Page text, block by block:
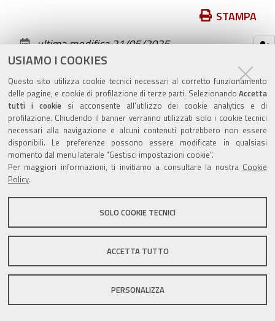
USIAMO I COOKIES
Questo sito utilizza cookie tecnici necessari al corretto funzionamento
delle pagine, e cookie di profilazione di terze parti. Selezionando Accetta
tutti i cookiesi acconsente all’utilizzo dei cookie analytics e di
profilazione. Chiudendo il banner verranno utilizzati solo i cookie tecnici
necessari alla navigazione e alcuni contenuti potrebbero non essere
disponibili. Le preferenze possono essere modificate in qualsiasi
momento dal menu laterale "Gestisci impostazioni cookie".
Per maggiori informazioni, ti invitiamo a consultare la nostra Cookie
Policy.
SOLO COOKIE TECNICI
ACCETTA TUTTO
PERSONALIZZA
documento
STAMPA
ultima modifica21/05/2025
Valuta questo sito
Sito istituzionale Comune di Zola Predosa
Privacy policy|DPO|Accessibilità